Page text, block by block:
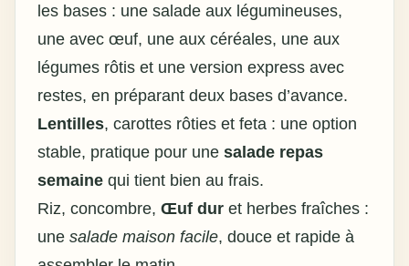
les bases : une salade aux légumineuses,
une avec œuf, une aux céréales, une aux
légumes rôtis et une version express avec
restes, en préparant deux bases d’avance.
Lentilles, carottes rôties et feta : une option
stable, pratique pour une salade repas
semaine qui tient bien au frais.
Riz, concombre, Œuf dur et herbes fraîches :
une salade maison facile, douce et rapide à